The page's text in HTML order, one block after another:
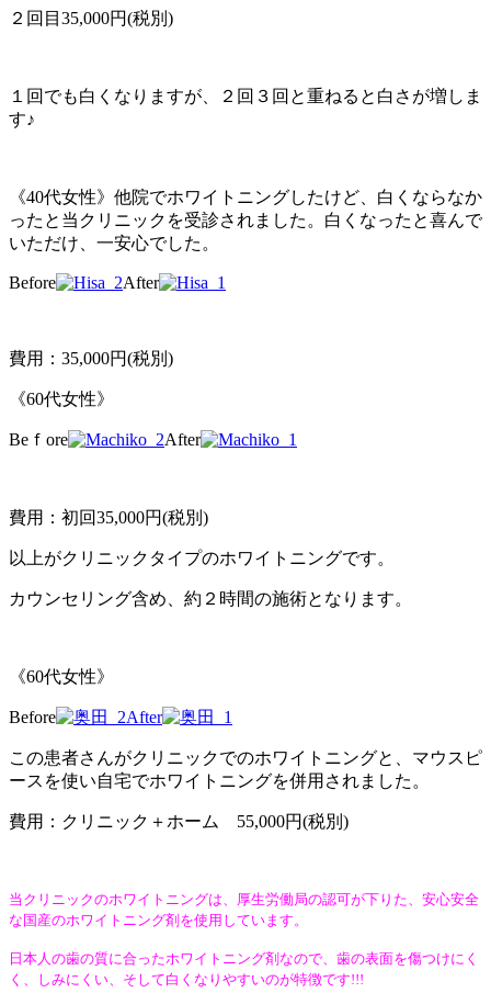
２回目35,000円(税別)
１回でも白くなりますが、２回３回と重ねると白さが増しま
す♪
《40代女性》他院でホワイトニングしたけど、白くならなか
ったと当クリニックを受診されました。白くなったと喜んで
いただけ、一安心でした。
Before After
費用：35,000円(税別)
《60代女性》
Beｆore After
費用：初回35,000円(税別)
以上がクリニックタイプのホワイトニングです。
カウンセリング含め、約２時間の施術となります。
《60代女性》
Before After
この患者さんがクリニックでのホワイトニングと、マウスピ
ースを使い自宅でホワイトニングを併用されました。
費用：クリニック＋ホーム 55,000円(税別)
当クリニックのホワイトニングは、厚生労働局の認可が下りた、安心安全
な国産のホワイトニング剤を使用しています。
日本人の歯の質に合ったホワイトニング剤なので、歯の表面を傷つけにく
く、しみにくい、そして白くなりやすいのが特徴です!!!